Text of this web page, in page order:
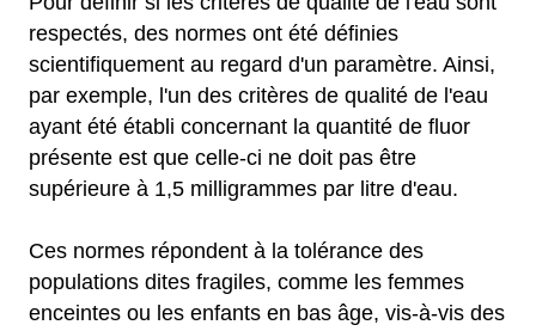
respectés, des normes ont été définies
scientifiquement au regard d'un paramètre. Ainsi,
par exemple, l'un des critères de qualité de l'eau
ayant été établi concernant la quantité de fluor
présente est que celle-ci ne doit pas être
supérieure à 1,5 milligrammes par litre d'eau.
Ces normes répondent à la tolérance des
populations dites fragiles, comme les femmes
enceintes ou les enfants en bas âge, vis-à-vis des